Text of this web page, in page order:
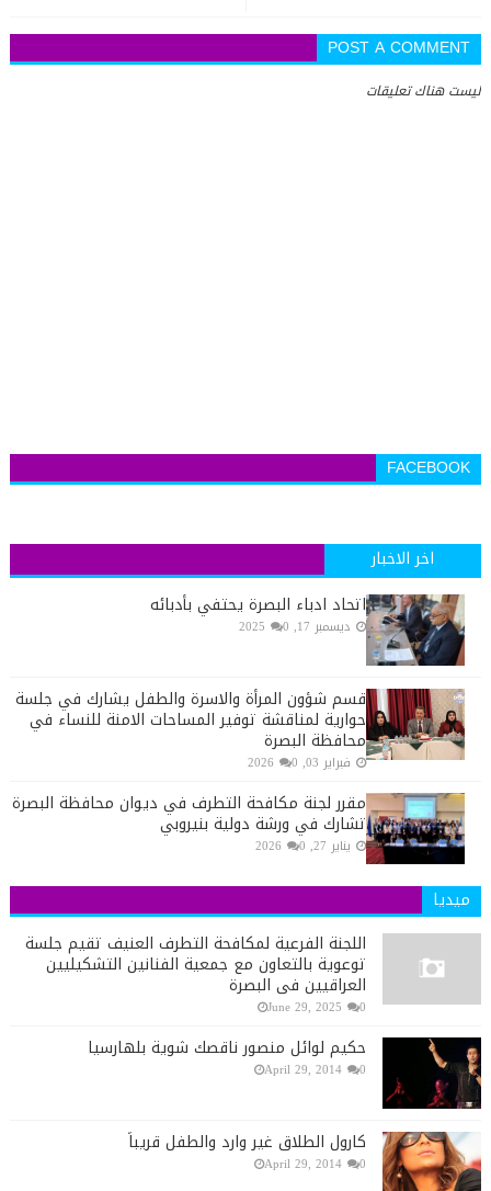
POST A COMMENT
ليست هناك تعليقات
FACEBOOK
اخر الاخبار
اتحاد ادباء البصرة يحتفي بأدبائه
ديسمبر 17, 2025 0
قسم شؤون المرأة والاسرة والطفل يشارك في جلسة
حوارية لمناقشة توفير المساحات الامنة للنساء في
محافظة البصرة
فبراير 03, 2026 0
مقرر لجنة مكافحة التطرف في ديوان محافظة البصرة
تشارك في ورشة دولية بنيروبي
يناير 27, 2026 0
ميديا
اللجنة الفرعية لمكافحة التطرف العنيف تقيم جلسة
توعوية بالتعاون مع جمعية الفنانين التشكيليين
العراقيين في البصرة
June 29, 2025 0
حكيم لوائل منصور ناقصك شوية بلهارسيا
April 29, 2014 0
كارول الطلاق غير وارد والطفل قريباً
April 29, 2014 0